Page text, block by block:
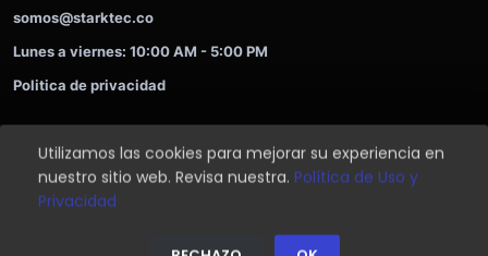
Ofertas
👤
somos@starktec.co
Lunes a viernes: 10:00 AM - 5:00 PM
Politica de privacidad
2026STARKTEC. Compra ahora y paga despues.
SoportePrivacidad
Utilizamos las cookies para mejorar su experiencia en
nuestro sitio web. Revisa nuestra. Política de Uso y
Privacidad